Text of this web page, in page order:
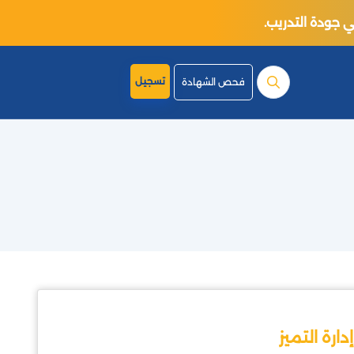
فحص الشهادة تسجيل
إدارة التميز